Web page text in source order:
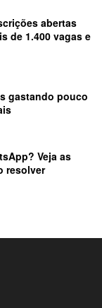
abertas
de 1.400 vagas e
gastando pouco
Veja as
resolver